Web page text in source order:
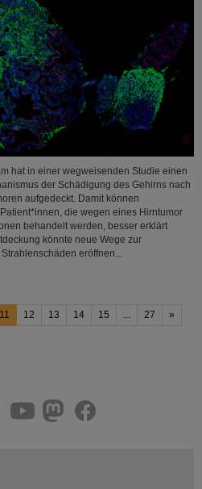
hat in einer wegweisenden Studie einen
der Schädigung des Gehirns nach
aufgedeckt. Damit können
die wegen eines Hirntumor
behandelt werden, besser erklärt
könnte neue Wege zur
eröffnen...
11 12 13 14 15 ... 27 »